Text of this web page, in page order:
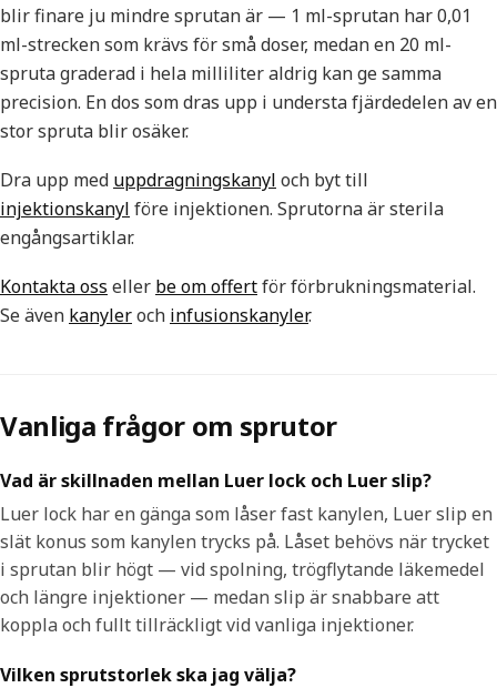
blir finare ju mindre sprutan är — 1 ml-sprutan har 0,01
ml-strecken som krävs för små doser, medan en 20 ml-
spruta graderad i hela milliliter aldrig kan ge samma
precision. En dos som dras upp i understa fjärdedelen av en
stor spruta blir osäker.
Dra upp med uppdragningskanyl och byt till
injektionskanyl före injektionen. Sprutorna är sterila
engångsartiklar.
Kontakta oss eller be om offertför förbrukningsmaterial.
Se även kanyleroch infusionskanyler.
Vanliga frågor om sprutor
Vad är skillnaden mellan Luer lock och Luer slip?
Luer lock har en gänga som låser fast kanylen, Luer slip en
slät konus som kanylen trycks på. Låset behövs när trycket
i sprutan blir högt — vid spolning, trögflytande läkemedel
och längre injektioner — medan slip är snabbare att
koppla och fullt tillräckligt vid vanliga injektioner.
Vilken sprutstorlek ska jag välja?